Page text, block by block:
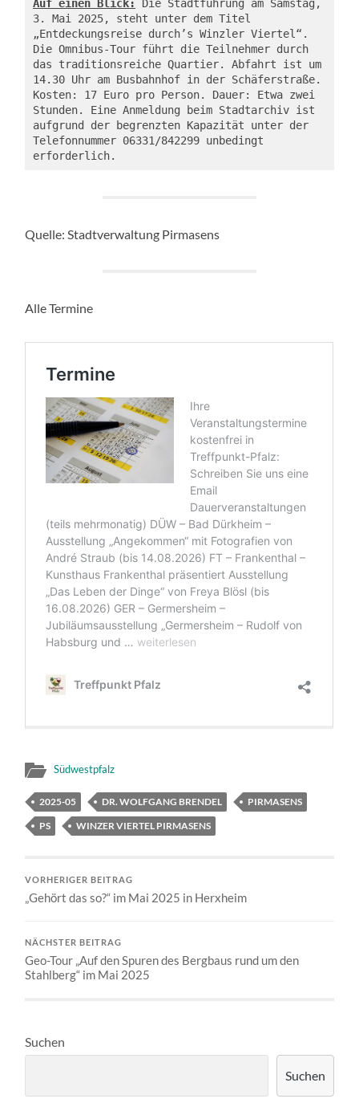
Auf einen Blick:
Die Stadtführung am Samstag,
3. Mai 2025, steht unter dem Titel
„Entdeckungsreise durch’s Winzler Viertel“.
Die Omnibus-Tour führt die Teilnehmer durch
das traditionsreiche Quartier. Abfahrt ist um
14.30 Uhr am Busbahnhof in der Schäferstraße.
Kosten: 17 Euro pro Person. Dauer: Etwa zwei
Stunden. Eine Anmeldung beim Stadtarchiv ist
aufgrund der begrenzten Kapazität unter der
Telefonnummer 06331/842299 unbedingt
erforderlich.
Quelle: Stadtverwaltung Pirmasens
Alle Termine
Südwestpfalz
2025-05 DR. WOLFGANG BRENDEL
PIRMASENS
PS
WINZER VIERTEL PIRMASENS
VORHERIGER BEITRAG
„Gehört das so?“ im Mai 2025 in Herxheim
NÄCHSTER BEITRAG
Geo-Tour „Auf den Spuren des Bergbaus rund um den
Stahlberg“ im Mai 2025
Suchen
Suchen